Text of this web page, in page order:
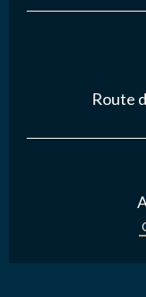
Route
NOUS
J’autorise
ETRETAT à